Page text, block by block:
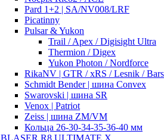
Pard 1+2 | SA/NV008/LRF
Picatinny
Pulsar & Yukon
Trail / Apex / Digisight Ultra
Thermion / Digex
Yukon Photon / Nordforce
RikaNV | GTR / xRS / Lesnik /
Schmidt Bender | шина Convex
Swarovski | шина SR
Venox | Patriot
Zeiss | шина ZM/VM
Кольца 26-30-34-35-36-40 мм
BLASER R8 ULTIMATE X